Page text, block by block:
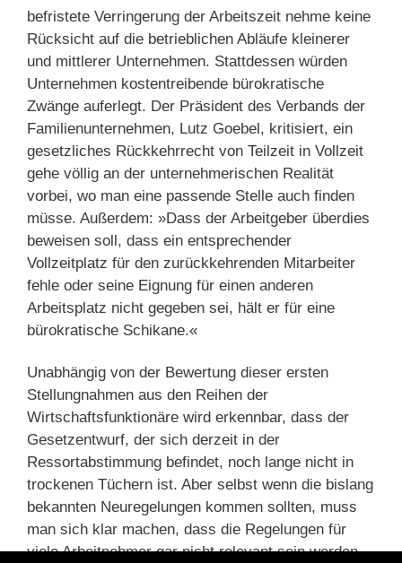
befristete Verringerung der Arbeitszeit nehme keine
Rücksicht auf die betrieblichen Abläufe kleinerer
und mittlerer Unternehmen. Stattdessen würden
Unternehmen kostentreibende bürokratische
Zwänge auferlegt. Der Präsident des Verbands der
Familienunternehmen, Lutz Goebel, kritisiert, ein
gesetzliches Rückkehrrecht von Teilzeit in Vollzeit
gehe völlig an der unternehmerischen Realität
vorbei, wo man eine passende Stelle auch finden
müsse. Außerdem: »Dass der Arbeitgeber überdies
beweisen soll, dass ein entsprechender
Vollzeitplatz für den zurückkehrenden Mitarbeiter
fehle oder seine Eignung für einen anderen
Arbeitsplatz nicht gegeben sei, hält er für eine
bürokratische Schikane.«
Unabhängig von der Bewertung dieser ersten
Stellungnahmen aus den Reihen der
Wirtschaftsfunktionäre wird erkennbar, dass der
Gesetzentwurf, der sich derzeit in der
Ressortabstimmung befindet, noch lange nicht in
trockenen Tüchern ist. Aber selbst wenn die bislang
bekannten Neuregelungen kommen sollten, muss
man sich klar machen, dass die Regelungen für
viele Arbeitnehmer gar nicht relevant sein werden